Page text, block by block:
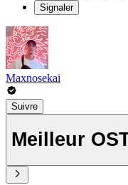
Signaler
Maxnosekai
Suivre
Meilleur